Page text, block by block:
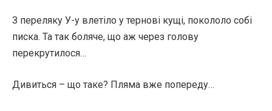
З переляку У-у влетіло у тернові кущі, покололо собі
писка. Та так боляче, що аж через голову
перекрутилося…
Дивиться – що таке? Пляма вже попереду…